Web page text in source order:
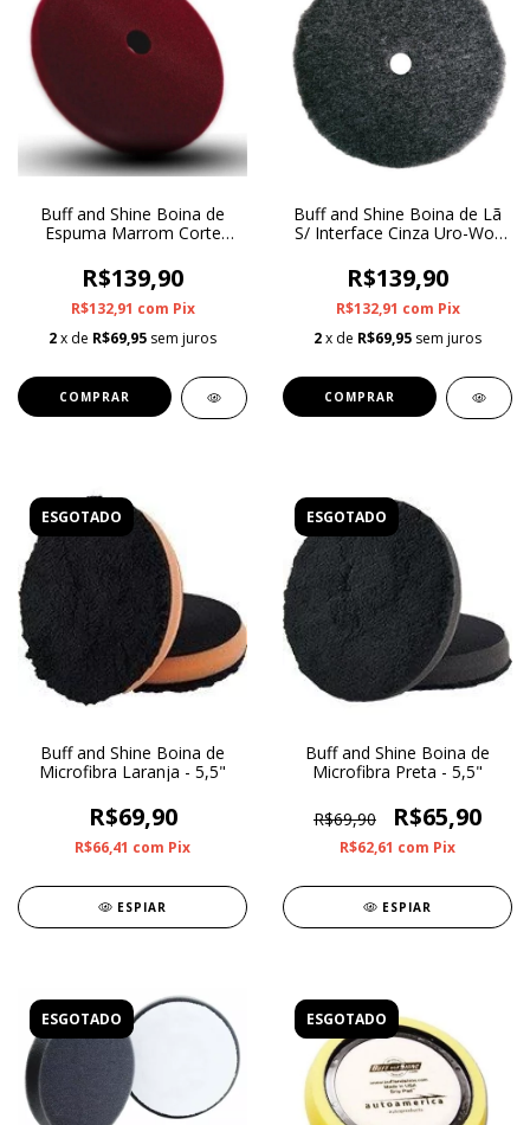
Buff and Shine Boina de
Espuma Marrom Corte
R$139,90
R$132,91 com Pix
2x de R$69,95 sem juros
Buff and Shine Boina de Lã
S/ Interface Cinza Uro-Woll
R$139,90
R$132,91 com Pix
2x de R$69,95 sem juros
ESGOTADO
Buff and Shine Boina de
Microfibra Laranja - 5,5"
R$69,90
R$66,41 com Pix
ESPIAR
ESGOTADO
Buff and Shine Boina de
Microfibra Preta - 5,5"
R$69,90 R$65,90
R$62,61 com Pix
ESPIAR
ESGOTADO ESGOTADO